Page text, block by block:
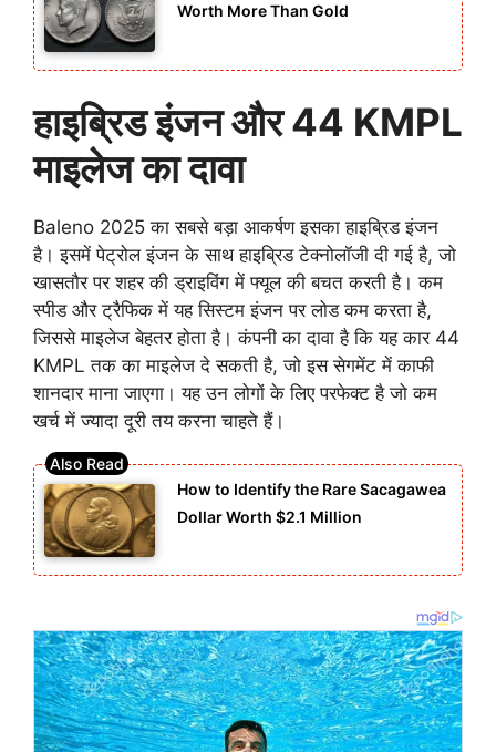
Worth More Than Gold
हाइब्रिड इंजन और 44 KMPL
माइलेज का दावा
Baleno 2025 का सबसे बड़ा आकर्षण इसका हाइब्रिड इंजन
है। इसमें पेट्रोल इंजन के साथ हाइब्रिड टेक्नोलॉजी दी गई है, जो
खासतौर पर शहर की ड्राइविंग में फ्यूल की बचत करती है। कम
स्पीड और ट्रैफिक में यह सिस्टम इंजन पर लोड कम करता है,
जिससे माइलेज बेहतर होता है। कंपनी का दावा है कि यह कार 44
KMPL तक का माइलेज दे सकती है, जो इस सेगमेंट में काफी
शानदार माना जाएगा। यह उन लोगों के लिए परफेक्ट है जो कम
खर्च में ज्यादा दूरी तय करना चाहते हैं।
How to Identify the Rare Sacagawea
Dollar Worth $2.1 Million